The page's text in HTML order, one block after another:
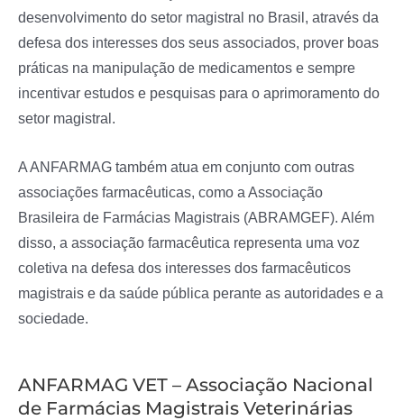
desenvolvimento do setor magistral no Brasil, através da
defesa dos interesses dos seus associados, prover boas
práticas na manipulação de medicamentos e sempre
incentivar estudos e pesquisas para o aprimoramento do
setor magistral.
A ANFARMAG também atua em conjunto com outras
associações farmacêuticas, como a Associação
Brasileira de Farmácias Magistrais (ABRAMGEF). Além
disso, a associação farmacêutica representa uma voz
coletiva na defesa dos interesses dos farmacêuticos
magistrais e da saúde pública perante as autoridades e a
sociedade.
ANFARMAG VET – Associação Nacional
de Farmácias Magistrais Veterinárias